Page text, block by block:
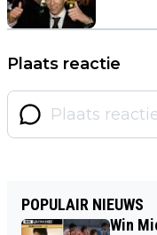
Plaats reactie
POPULAIR NIEUWS
Win